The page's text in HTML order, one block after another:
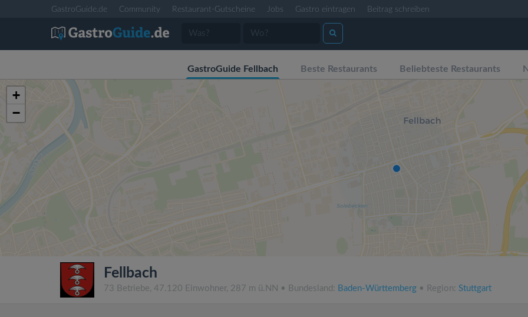
GastroGuide.de Community Restaurant-Gutscheine Jobs Gastro eintragen Beitrag schreiben
GastroGuide Fellbach Beste Restaurants Beliebteste Restaurants
+
−
Fellbach
73 Betriebe, 47.120 Einwohner, 287 m ü.NN • Bundesland: Baden-Württemberg • Region: Stuttgart